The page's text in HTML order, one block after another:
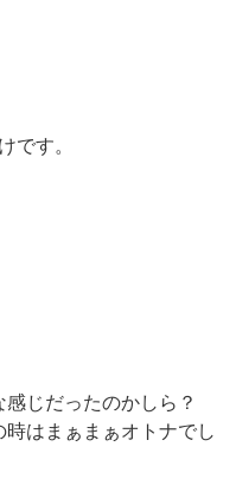
です。
じだったのかしら？
はまぁまぁオトナでし